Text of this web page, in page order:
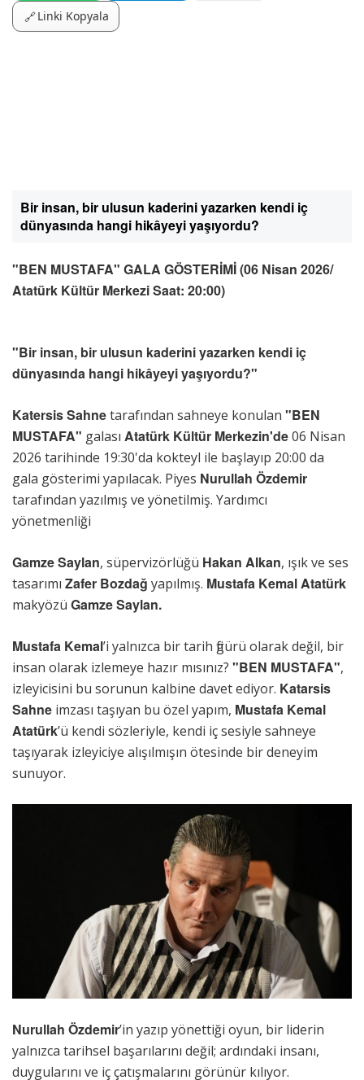
🔗Linki Kopyala
Bir insan, bir ulusun kaderini yazarken kendi iç
dünyasında hangi hikâyeyi yaşıyordu?
"BEN MUSTAFA" GALA GÖSTERİMİ (06 Nisan 2026/
Atatürk Kültür Merkezi Saat: 20:00)
"Bir insan, bir ulusun kaderini yazarken kendi iç
dünyasında hangi hikâyeyi yaşıyordu?"
Katersis Sahnetarafından sahneye konulan "BEN
MUSTAFA" galası Atatürk Kültür Merkezin'de06 Nisan
2026 tarihinde 19:30'da kokteyl ile başlayıp 20:00 da
gala gösterimi yapılacak. Piyes Nurullah Özdemir
tarafından yazılmış ve yönetilmiş. Yardımcı
yönetmenliği
Gamze Saylan, süpervizörlüğü Hakan Alkan, ışık ve ses
tasarımı Zafer Bozdağ yapılmış. Mustafa Kemal Atatürk
makyözü Gamze Saylan.
Mustafa Kemal’i yalnızca bir tarih figürü olarak değil, bir
insan olarak izlemeye hazır mısınız? "BEN MUSTAFA",
izleyicisini bu sorunun kalbine davet ediyor. Katarsis
Sahne imzası taşıyan bu özel yapım, Mustafa Kemal
Atatürk’ü kendi sözleriyle, kendi iç sesiyle sahneye
taşıyarak izleyiciye alışılmışın ötesinde bir deneyim
sunuyor.
Nurullah Özdemir’in yazıp yönettiği oyun, bir liderin
yalnızca tarihsel başarılarını değil; ardındaki insanı,
duygularını ve iç çatışmalarını görünür kılıyor.